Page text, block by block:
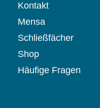
Kontakt
Mensa
Schließfächer
Shop
Häufige Fragen